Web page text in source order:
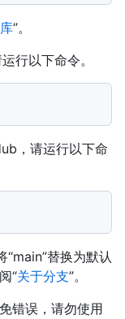
”。
行以下命令。
，请运行以下命
“main”替换为默认
“关于分支”。
错误，请勿使用